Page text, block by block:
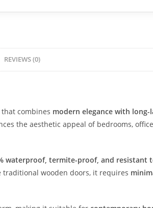
REVIEWS (0)
combines modern elegance with long-
the aesthetic appeal of bedrooms,
waterproof, termite-proof, and resistant
traditional wooden doors, it requires